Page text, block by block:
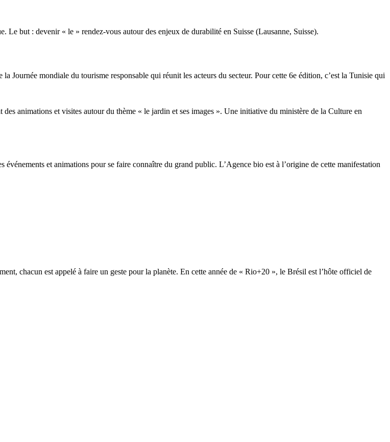
but : devenir « le » rendez-vous autour des enjeux de durabilité en Suisse (Lausanne, Suisse).
Journée mondiale du tourisme responsable qui réunit les acteurs du secteur. Pour cette 6e édition, c’est la Tunisie qui
animations et visites autour du thème « le jardin et ses images ». Une initiative du ministère de la Culture en
et animations pour se faire connaître du grand public. L’Agence bio est à l’origine de cette manifestation
chacun est appelé à faire un geste pour la planète. En cette année de « Rio+20 », le Brésil est l’hôte officiel de